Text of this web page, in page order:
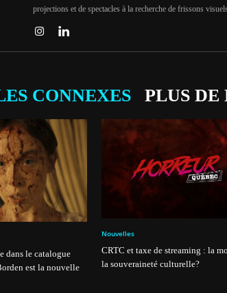
projections et de spectacles à la recherche de frissons
CONNEXES PLUS
dans le catalogue
est la nouvelle
Nouvelles
CRTC et taxe de streaming : la
la souveraineté culturelle?